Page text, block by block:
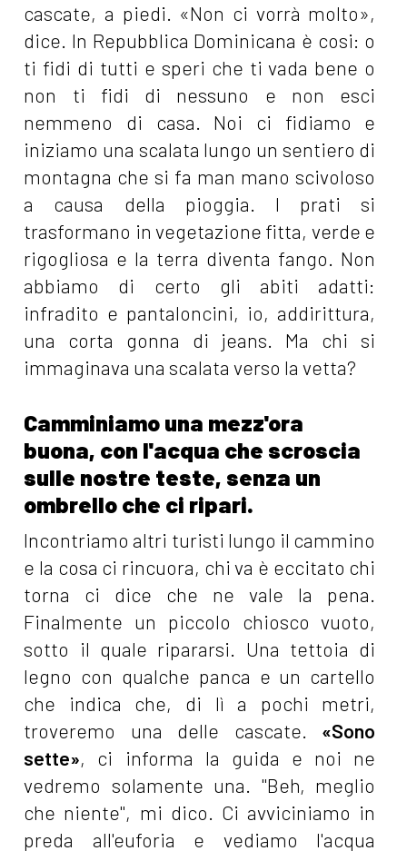
cascate, a piedi. «Non ci vorrà molto»,
dice. In Repubblica Dominicana è cosi: o
ti fidi di tutti e speri che ti vada bene o
non ti fidi di nessuno e non esci
nemmeno di casa. Noi ci fidiamo e
iniziamo una scalata lungo un sentiero di
montagna che si fa man mano scivoloso
a causa della pioggia. I prati si
trasformano in vegetazione fitta, verde e
rigogliosa e la terra diventa fango. Non
abbiamo di certo gli abiti adatti:
infradito e pantaloncini, io, addirittura,
una corta gonna di jeans. Ma chi si
immaginava una scalata verso la vetta?
Camminiamo una mezz'ora
buona, con l'acqua che scroscia
sulle nostre teste, senza un
ombrello che ci ripari.
Incontriamo altri turisti lungo il cammino
e la cosa ci rincuora, chi va è eccitato chi
torna ci dice che ne vale la pena.
Finalmente un piccolo chiosco vuoto,
sotto il quale ripararsi. Una tettoia di
legno con qualche panca e un cartello
che indica che, di lì a pochi metri,
troveremo una delle cascate. «Sono
sette», ci informa la guida e noi ne
vedremo solamente una. "Beh, meglio
che niente", mi dico. Ci avviciniamo in
preda all'euforia e vediamo l'acqua